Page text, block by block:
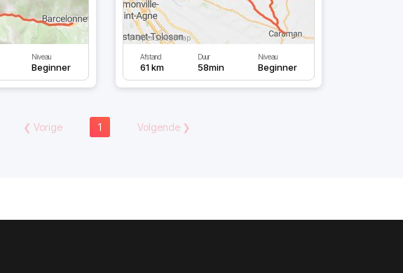
Niveau
Beginner
Afstand
61 km
Duur
58min
Niveau
Beginner
❮ Vorige 1 Volgende❯